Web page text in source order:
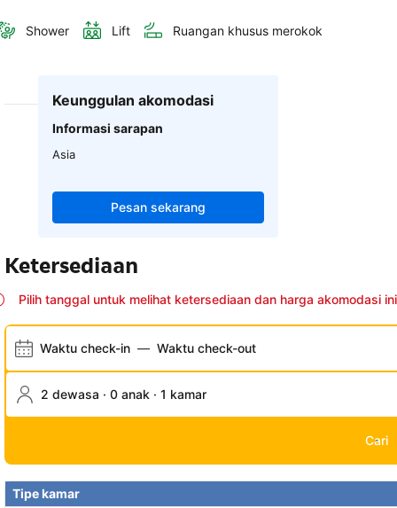
Shower Lift Ruangan khusus merokok
Keunggulan akomodasi
Informasi sarapan
Asia
Pesan sekarang
Ketersediaan
Pilih tanggal untuk melihat ketersediaan dan harga akomodasi ini
Waktu check-in — Waktu check-out
2 dewasa · 0 anak · 1 kamar
Cari
Tipe kamar